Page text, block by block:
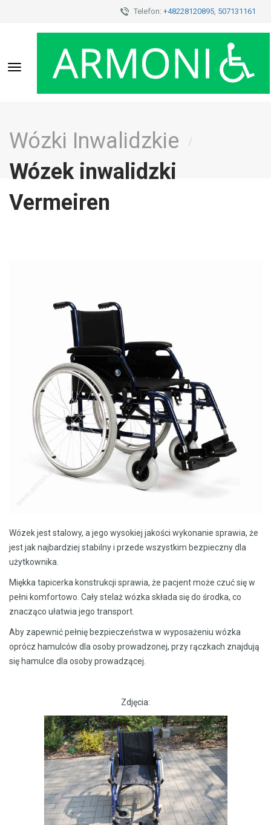
Telefon: +48228120895, 507131161
Toggle
navigation
Wózki Inwalidzkie /
Wózek inwalidzki
Vermeiren
Wózek jest stalowy, a jego wysokiej jakości wykonanie sprawia, że
jest jak najbardziej stabilny i przede wszystkim bezpieczny dla
użytkownika.
Miękka tapicerka konstrukcji sprawia, że pacjent może czuć się w
pełni komfortowo. Cały stelaż wózka składa się do środka, co
znacząco ułatwia jego transport.
Aby zapewnić pełnię bezpieczeństwa w wyposażeniu wózka
oprócz hamulców dla osoby prowadzonej, przy rączkach znajdują
się hamulce dla osoby prowadzącej.
Zdjęcia: